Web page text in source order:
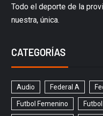
Todo el deporte de la
nuestra, única.
CATEGORÍAS
Audio Federal A
Futbol Femenino